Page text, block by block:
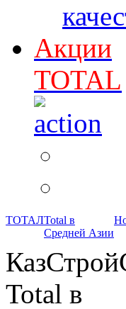
Акции
TOTAL
ТОТАЛTotal в
Средней Азии
Total в